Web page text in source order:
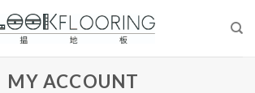
MY ACCOUNT